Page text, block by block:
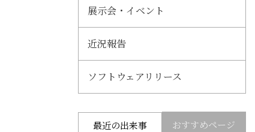
展示会・イベント
近況報告
ソフトウェアリリース
最近の出来事 おすすめページ